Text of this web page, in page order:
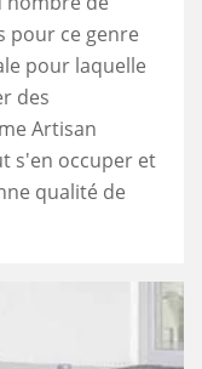
pour ce genre
pour laquelle
des
Artisan
s'en occuper et
qualité de